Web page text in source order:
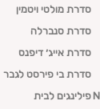
סדרת מולטי ויטמין
סדרת סנברלה
סדרת אייג׳ דיפנס
סדרת בי פירסט לגבר
פילינגים לבית